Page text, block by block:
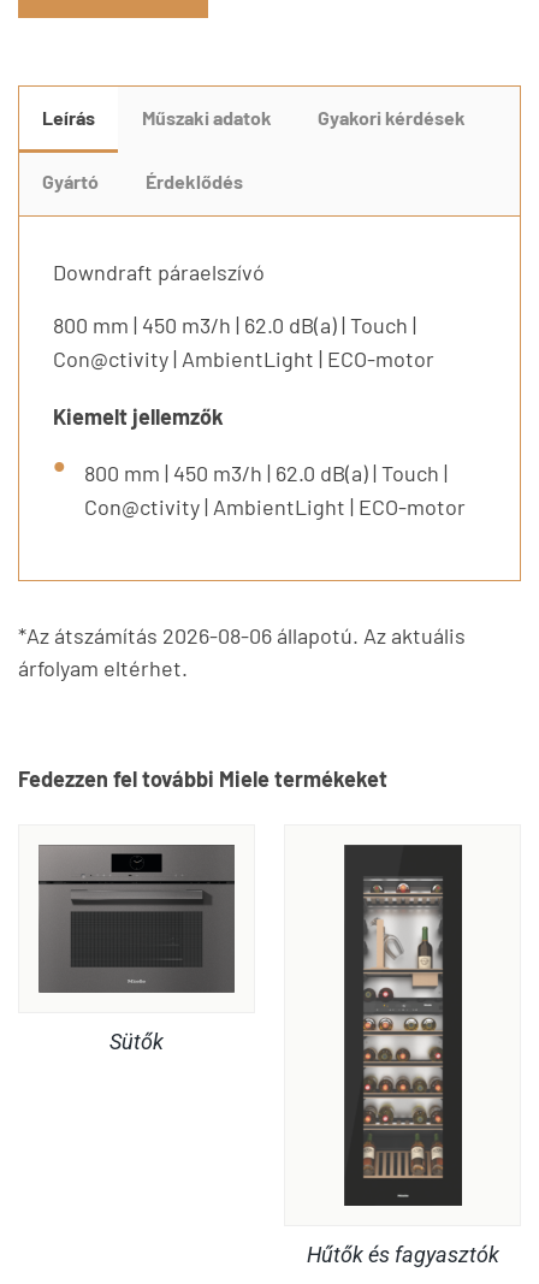
Leírás Műszaki adatok Gyakori kérdések
Gyártó Érdeklődés
Downdraft páraelszívó
800 mm | 450 m3/h | 62.0 dB(a) | Touch |
Con@ctivity | AmbientLight | ECO-motor
Kiemelt jellemzők
800 mm | 450 m3/h | 62.0 dB(a) | Touch |
Con@ctivity | AmbientLight | ECO-motor
*Az átszámítás 2026-08-06 állapotú. Az aktuális
árfolyam eltérhet.
Fedezzen fel további Miele termékeket
Sütők
Hűtők és fagyasztók